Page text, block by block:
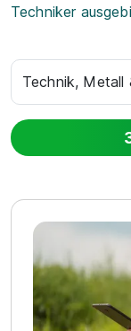
Techniker
Technik, Metall